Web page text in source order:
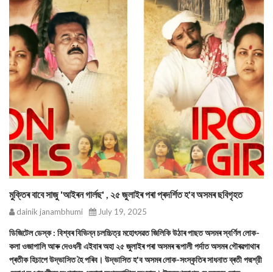
মুক্তিৰ বাবে সাজু 'আইৰন গাৰ্লছ' , ২৫ জুলাইৰ পৰা প্ৰদৰ্শিত হ'ব অসমৰ ছবিগৃহত
dainik janambhumi July 19, 2025
ডিজিটেল ডেস্ক : বিশ্বৰ বিভিন্ন চলচ্চিত্র মহোৎসৱত জিলিকি উঠাৰ পাছত অসমৰ স্বর্ণিল লোক-
কলা ওজাপালি আৰু দেওধনী এইবাৰ অহা ২৫ জুলাইৰ পৰা অসমৰ ৰূপালী পৰ্দাত অসমৰ গৌৰৱগাথাৰ
প্ৰতীক হিচাপে উদ্ভাসিত হৈ পৰিব। উদ্ভাসিত হ'ব অসমৰ লোক-সংস্কৃতিৰ সাধনাত ব্ৰতী পদ্মশ্রী